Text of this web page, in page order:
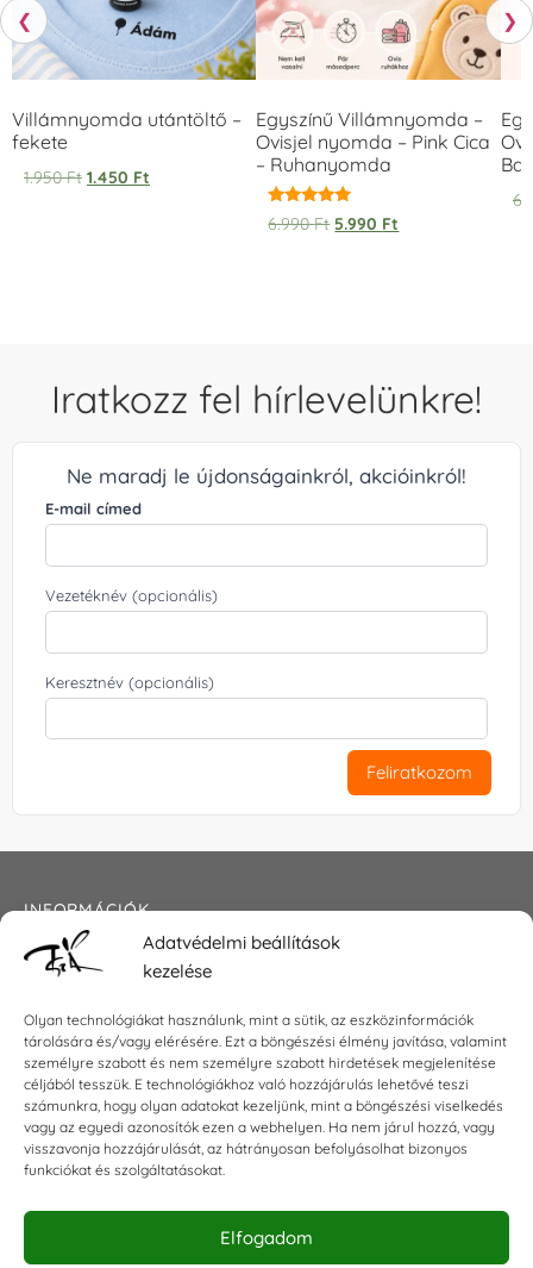
Adatvédelmi beállítások
kezelése
Olyan technológiákat használunk, mint a sütik, az eszközinformációk
tárolására és/vagy elérésére. Ezt a böngészési élmény javítása, valamint
személyre szabott és nem személyre szabott hirdetések megjelenítése
céljából tesszük. E technológiákhoz való hozzájárulás lehetővé teszi
számunkra, hogy olyan adatokat kezeljünk, mint a böngészési viselkedés
vagy az egyedi azonosítók ezen a webhelyen. Ha nem járul hozzá, vagy
visszavonja hozzájárulását, az hátrányosan befolyásolhat bizonyos
funkciókat és szolgáltatásokat.
Elfogadom
❮
Villámnyomda utántöltő –
fekete
1.950Ft 1.450 Ft
Egyszínű Villámnyomda –
Ovisjel nyomda – Pink Cica
– Ruhanyomda
Értékelés:
5.00
6.990Ft 5.990 Ft
❯
Iratkozz fel hírlevelünkre!
Ne maradj le újdonságainkról, akcióinkról!
E-mail címed
Vezetéknév (opcionális)
Keresztnév (opcionális)
Feliratkozom
INFORMÁCIÓK
Általános szerződési feltételek
Impresszum
KAPCSOLAT
E-mail:shop@torokszilvi.com
Telefon: +36 30 6767872
KÖZÖSSÉGI